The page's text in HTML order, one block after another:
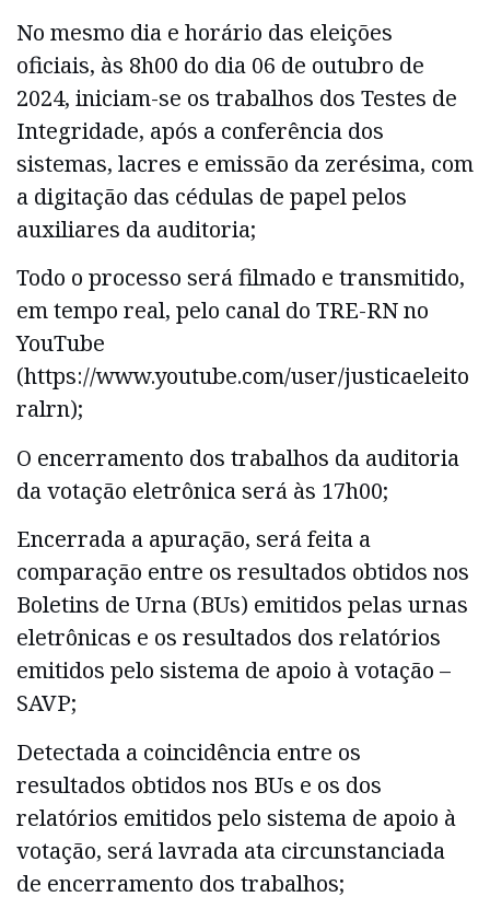
No mesmo dia e horário das eleições
oficiais, às 8h00 do dia 06 de outubro de
2024, iniciam-se os trabalhos dos Testes de
Integridade, após a conferência dos
sistemas, lacres e emissão da zerésima, com
a digitação das cédulas de papel pelos
auxiliares da auditoria;
Todo o processo será filmado e transmitido,
em tempo real, pelo canal do TRE-RN no
YouTube
(https://www.youtube.com/user/justicaeleito
ralrn);
O encerramento dos trabalhos da auditoria
da votação eletrônica será às 17h00;
Encerrada a apuração, será feita a
comparação entre os resultados obtidos nos
Boletins de Urna (BUs) emitidos pelas urnas
eletrônicas e os resultados dos relatórios
emitidos pelo sistema de apoio à votação –
SAVP;
Detectada a coincidência entre os
resultados obtidos nos BUs e os dos
relatórios emitidos pelo sistema de apoio à
votação, será lavrada ata circunstanciada
de encerramento dos trabalhos;